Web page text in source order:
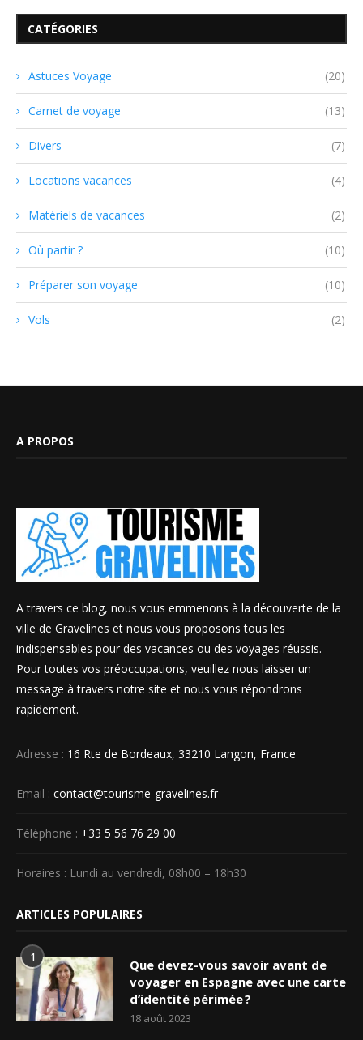
CATÉGORIES
Astuces Voyage (20)
Carnet de voyage (13)
Divers (7)
Locations vacances (4)
Matériels de vacances (2)
Où partir ? (10)
Préparer son voyage (10)
Vols (2)
A PROPOS
A travers ce blog, nous vous emmenons à la découverte de la
ville de Gravelines et nous vous proposons tous les
indispensables pour des vacances ou des voyages réussis.
Pour toutes vos préoccupations, veuillez nous laisser un
message à travers notre site et nous vous répondrons
rapidement.
Adresse : 16 Rte de Bordeaux, 33210 Langon, France
Email : contact@tourisme-gravelines.fr
Téléphone : +33 5 56 76 29 00
Horaires : Lundi au vendredi, 08h00 – 18h30
ARTICLES POPULAIRES
1
Que devez-vous savoir avant de
voyager en Espagne avec une carte
d’identité périmée ?
18 août 2023